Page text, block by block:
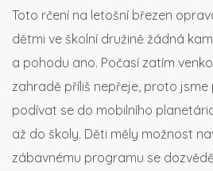
Toto rčení na letošní březen
dětmi ve školní družině žádná
a pohodu ano. Počasí zatím
zahradě příliš nepřeje, proto jsme
podívat se do mobilního
až do školy. Děti měly možnost
zábavnému programu se